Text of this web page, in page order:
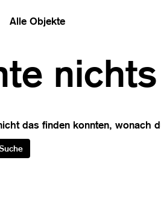
Alle Objekte
das finden konnten,